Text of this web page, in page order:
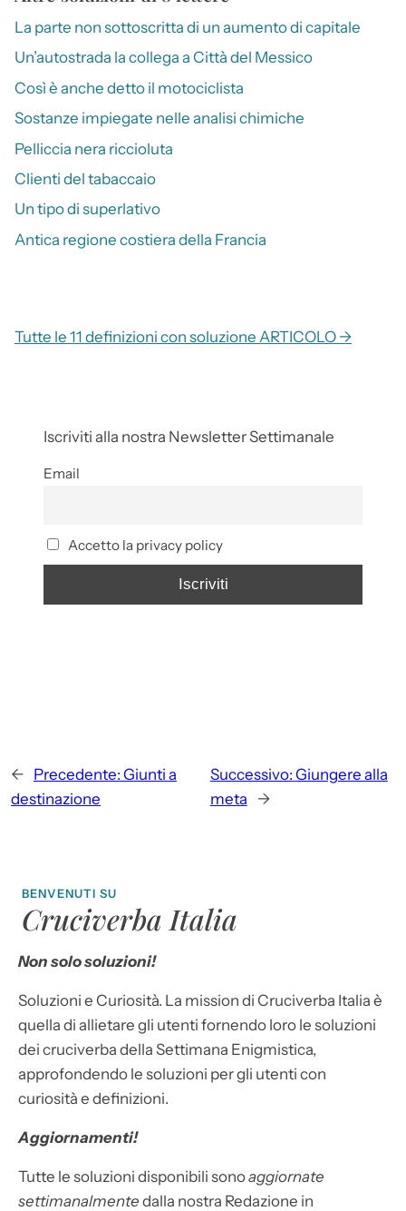
La parte non sottoscritta di un aumento di capitale
Un’autostrada la collega a Città del Messico
Così è anche detto il motociclista
Sostanze impiegate nelle analisi chimiche
Pelliccia nera riccioluta
Clienti del tabaccaio
Un tipo di superlativo
Antica regione costiera della Francia
Tutte le 11 definizioni con soluzione ARTICOLO →
Iscriviti alla nostra Newsletter Settimanale
Email
Accetto la privacy policy
← Precedente: Giunti a
destinazione
Successivo: Giungere alla
meta
→
BENVENUTI SU
Cruciverba Italia
Non solo soluzioni!
Soluzioni e Curiosità. La mission di Cruciverba Italia è
quella di allietare gli utenti fornendo loro le soluzioni
dei cruciverba della Settimana Enigmistica,
approfondendo le soluzioni per gli utenti con
curiosità e definizioni.
Aggiornamenti!
Tutte le soluzioni disponibili sonoaggiornate
settimanalmente dalla nostra Redazione in